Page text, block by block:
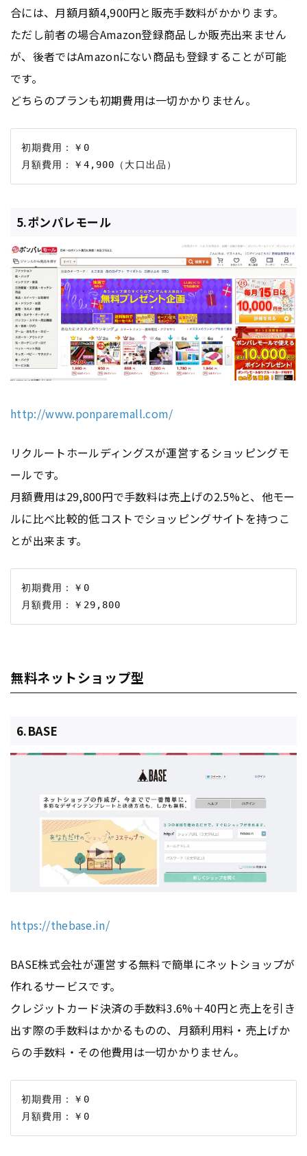
合には、月額月額4,900円と販売手数料がかかります。
ただし前者の場合Amazon登録商品しか販売出来ません
が、後者ではAmazonにない商品も登録することが可能
です。
どちらのプランも初期費用は一切かかりません。
初期費用：￥0
5.ポンパレモール
http://www.ponparemall.com/
リクルートホールディングスが運営するショッピングモ
ールです。
月額費用は29,800円で手数料は売上げの2.5%と、他モー
ルに比べ比較的低コストでショッピングサイトを持つこ
とが出来ます。
初期費用：￥0
無料ネットショップ型
6.BASE
https://thebase.in/
BASE株式会社が運営する無料で簡単にネットショップが
作れるサービスです。
クレジットカード決済の手数料3.6%＋40円と売上を引き
出す際の手数料はかかるものの、月額利用料・売上げか
らの手数料・その他費用は一切かかりません。
初期費用：￥0